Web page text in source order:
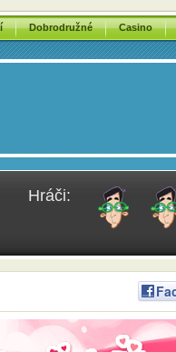
Dobrodružné Casino
Hráči: